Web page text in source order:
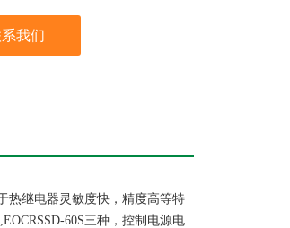
我们
继电器灵敏度快，精度高等特
60S三种，控制电源电